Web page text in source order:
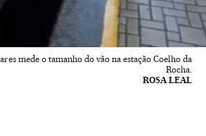
mede o tamanho do vão na estação Coelho da
Rocha.
ROSA LEAL